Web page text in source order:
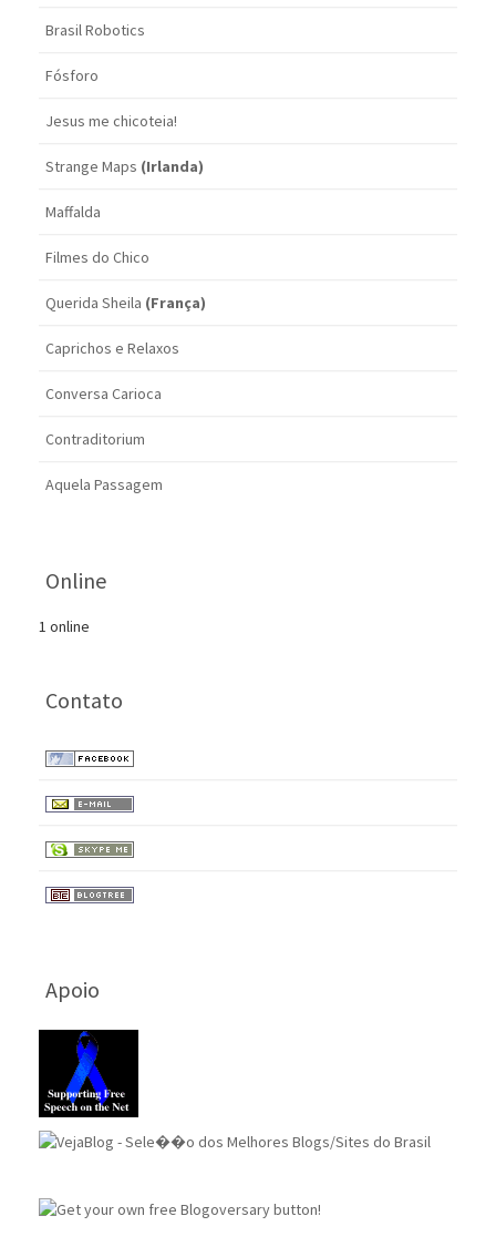
Brasil Robotics
Fósforo
Jesus me chicoteia!
Strange Maps (Irlanda)
Maffalda
Filmes do Chico
Querida Sheila (França)
Caprichos e Relaxos
Conversa Carioca
Contraditorium
Aquela Passagem
Online
1 online
Contato
Apoio